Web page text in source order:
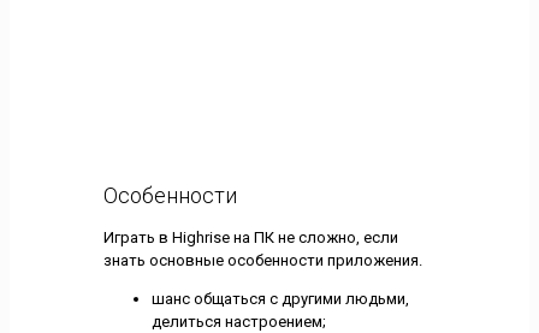
Особенности
Играть в Highrise на ПК не сложно, если
знать основные особенности приложения.
шанс общаться с другими людьми,
делиться настроением;